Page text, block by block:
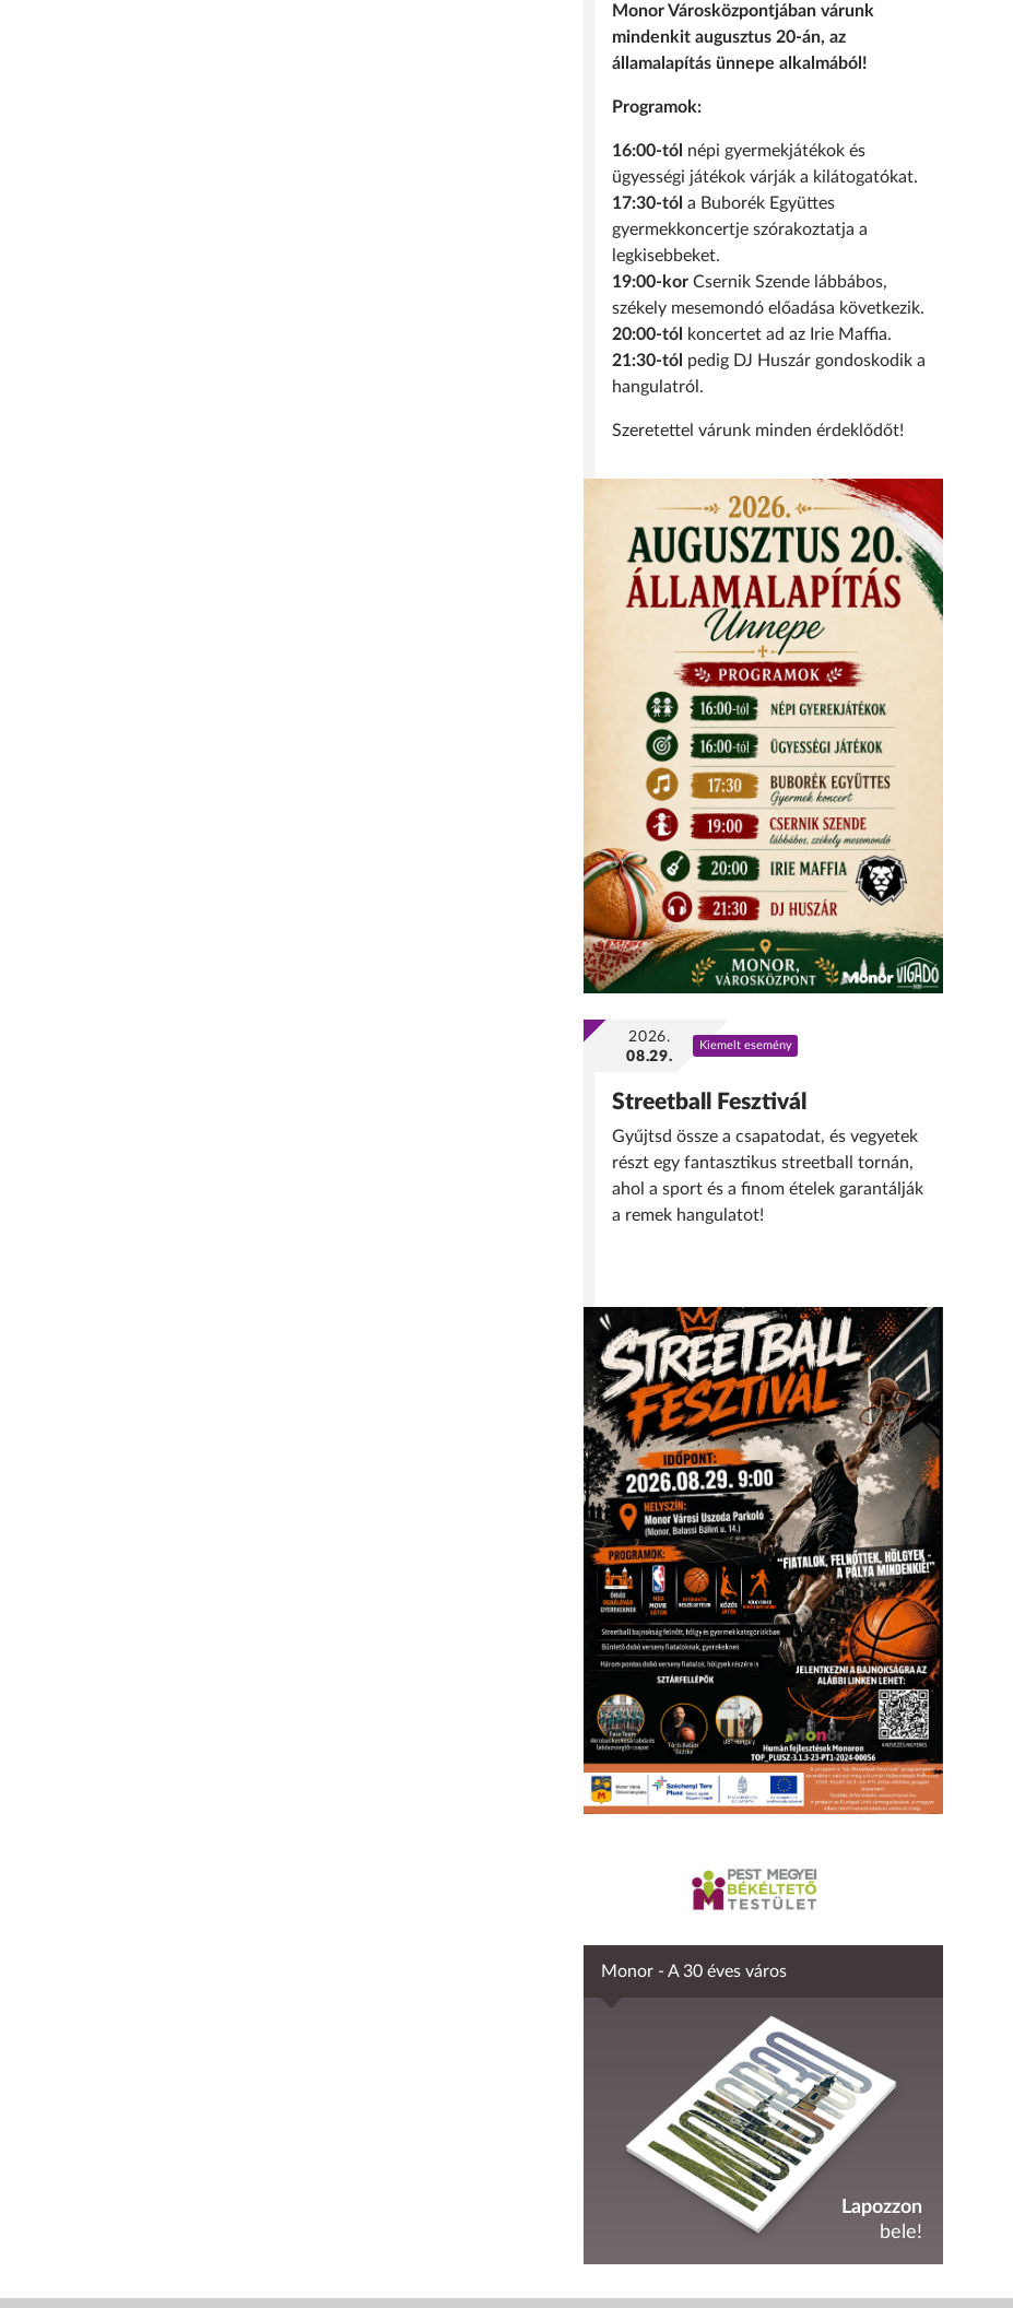
Monor Városközpontjában várunk
mindenkit augusztus 20-án, az
államalapítás ünnepe alkalmából!
Programok:
16:00-tól népi gyermekjátékok és
ügyességi játékok várják a kilátogatókat.
17:30-tól a Buborék Együttes
gyermekkoncertje szórakoztatja a
legkisebbeket.
19:00-kor Csernik Szende lábbábos,
székely mesemondó előadása következik.
20:00-tól
koncertet ad az Irie Maffia.
21:30-tól pedig DJ Huszár gondoskodik a
hangulatról.
Szeretettel várunk minden érdeklődőt!
2026.
08.29.
Kiemelt esemény
Streetball Fesztivál
Gyűjtsd össze a csapatodat, és vegyetek
részt egy fantasztikus streetball tornán,
ahol a sport és a finom ételek garantálják
a remek hangulatot!
Monor - A 30 éves város
Lapozzon
bele!